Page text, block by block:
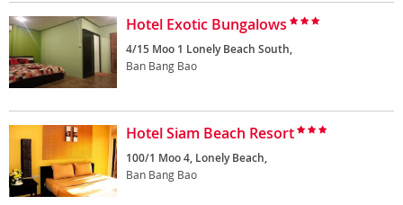
Hotel Exotic Bungalows
4/15 Moo 1 Lonely Beach South,
Ban Bang Bao
Hotel Siam Beach Resort
100/1 Moo 4, Lonely Beach,
Ban Bang Bao